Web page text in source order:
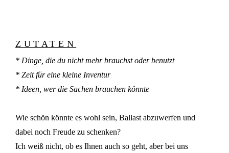
ZUTATEN
* Dinge, die du nicht mehr brauchst oder benutzt
* Zeit für eine kleine Inventur
* Ideen, wer die Sachen brauchen könnte
Wie schön könnte es wohl sein, Ballast abzuwerfen und
dabei noch Freude zu schenken?
Ich weiß nicht, ob es Ihnen auch so geht, aber bei uns